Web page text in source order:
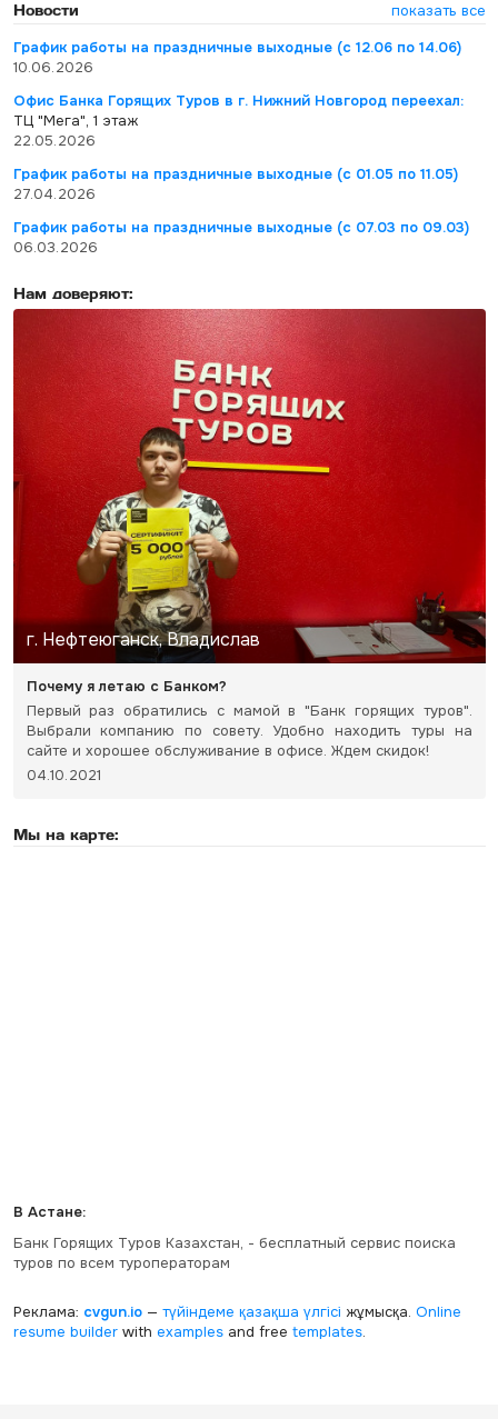
Новости
показать все
График работы на праздничные выходные (с 12.06 по 14.06)
10.06.2026
Офис Банка Горящих Туров в г. Нижний Новгород переехал:
ТЦ "Мега", 1 этаж
22.05.2026
График работы на праздничные выходные (с 01.05 по 11.05)
27.04.2026
График работы на праздничные выходные (с 07.03 по 09.03)
06.03.2026
Нам доверяют:
г. Нефтеюганск, Владислав
Почему я летаю с Банком?
Первый раз обратились с мамой в "Банк горящих туров".
Выбрали компанию по совету. Удобно находить туры на
сайте и хорошее обслуживание в офисе. Ждем скидок!
04.10.2021
Мы на карте:
В Астане:
Банк Горящих Туров Казахстан, - бесплатный сервис поиска
туров по всем туроператорам
Реклама: cvgun.io— түйіндеме қазақша үлгісі жұмысқа. Online
resume builderwith examplesand free templates.